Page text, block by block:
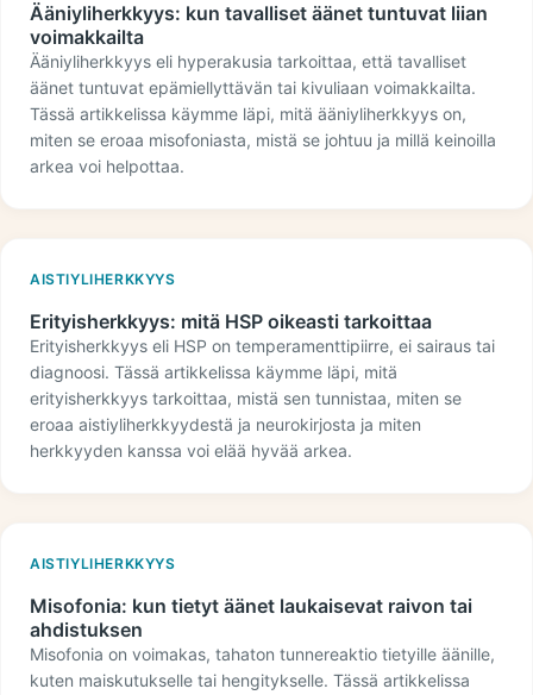
Ääniyliherkkyys: kun tavalliset äänet tuntuvat liian
voimakkailta
Ääniyliherkkyys eli hyperakusia tarkoittaa, että tavalliset
äänet tuntuvat epämiellyttävän tai kivuliaan voimakkailta.
Tässä artikkelissa käymme läpi, mitä ääniyliherkkyys on,
miten se eroaa misofoniasta, mistä se johtuu ja millä keinoilla
arkea voi helpottaa.
AISTIYLIHERKKYYS
Erityisherkkyys: mitä HSP oikeasti tarkoittaa
Erityisherkkyys eli HSP on temperamenttipiirre, ei sairaus tai
diagnoosi. Tässä artikkelissa käymme läpi, mitä
erityisherkkyys tarkoittaa, mistä sen tunnistaa, miten se
eroaa aistiyliherkkyydestä ja neurokirjosta ja miten
herkkyyden kanssa voi elää hyvää arkea.
AISTIYLIHERKKYYS
Misofonia: kun tietyt äänet laukaisevat raivon tai
ahdistuksen
Misofonia on voimakas, tahaton tunnereaktio tietyille äänille,
kuten maiskutukselle tai hengitykselle. Tässä artikkelissa